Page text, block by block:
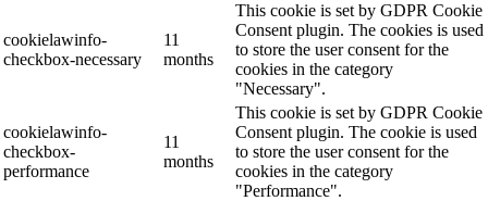
cookielawinfo-
checkbox-necessary
11
months
This cookie is set by GDPR Cookie
Consent plugin. The cookies is used
to store the user consent for the
cookies in the category
"Necessary".
cookielawinfo-
checkbox-
performance
11
months
This cookie is set by GDPR Cookie
Consent plugin. The cookie is used
to store the user consent for the
cookies in the category
"Performance".